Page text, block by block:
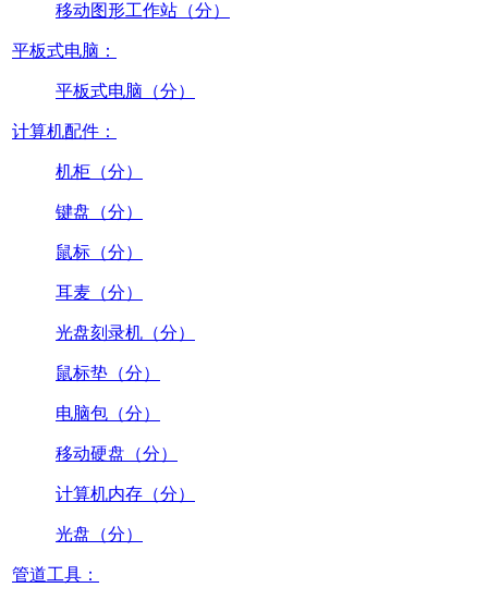
移动图形工作站（分）
平板式电脑：
平板式电脑（分）
计算机配件：
机柜（分）
键盘（分）
鼠标（分）
耳麦（分）
光盘刻录机（分）
鼠标垫（分）
电脑包（分）
移动硬盘（分）
计算机内存（分）
光盘（分）
管道工具：